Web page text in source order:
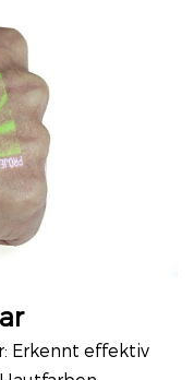
Erkennt effektiv